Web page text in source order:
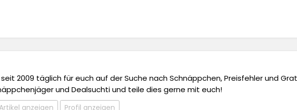
seit 2009 täglich für euch auf der Suche nach Schnäppchen, Preisfehler und
und Dealsuchti und teile dies gerne mit euch!
anzeigen Profil anzeigen